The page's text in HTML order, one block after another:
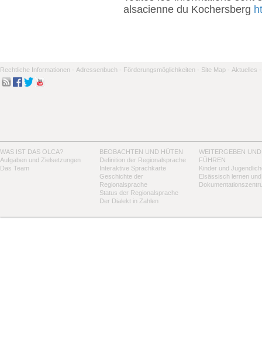
alsacienne du Kochersberg
Rechtliche Informationen - Adressenbuch - Förderungsmöglichkeiten - Site Map - Aktuelles -
WAS IST DAS OLCA?
Aufgaben und Zielsetzungen
Das Team
BEOBACHTEN UND HÜTEN
Definition der Regionalsprache
Interaktive Sprachkarte
Geschichte der
Regionalsprache
Status der Regionalsprache
Der Dialekt in Zahlen
WEITERGEBEN UND
FÜHREN
Kinder und
Elsässisch lernen